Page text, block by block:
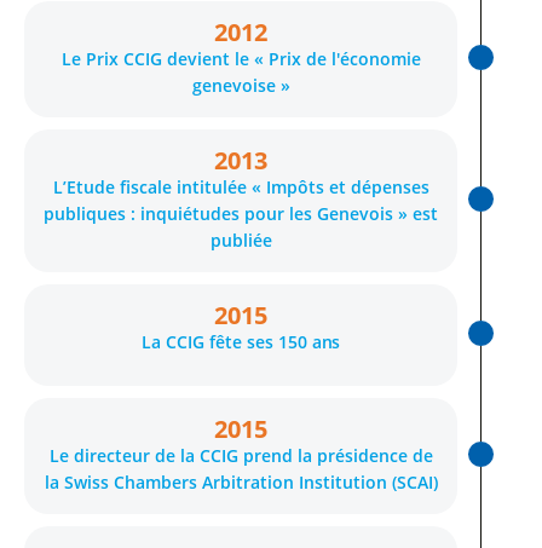
2012
Le Prix CCIG devient le « Prix de l'économie
genevoise »
2013
L’Etude fiscale intitulée « Impôts et dépenses
publiques : inquiétudes pour les Genevois » est
publiée
2015
La CCIG fête ses 150 ans
2015
Le directeur de la CCIG prend la présidence de
la Swiss Chambers Arbitration Institution (SCAI)